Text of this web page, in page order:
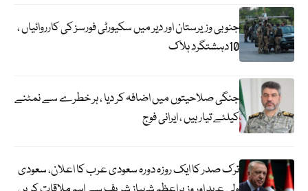
جنوبی وزیرستان اور دیر میں سکیورٹی فورسز کی کارروائیاں ،
10دہشتگرد ہلاک
جنگی صلاحیتوں میں اضافہ کر دیا ، ہر خطرے سے نمٹنے
کیلئے تیار ہیں ، ایرانی فوج
ترک صدر کا ایک روزہ دورہ سعودی عرب کا اعلان، سعودی